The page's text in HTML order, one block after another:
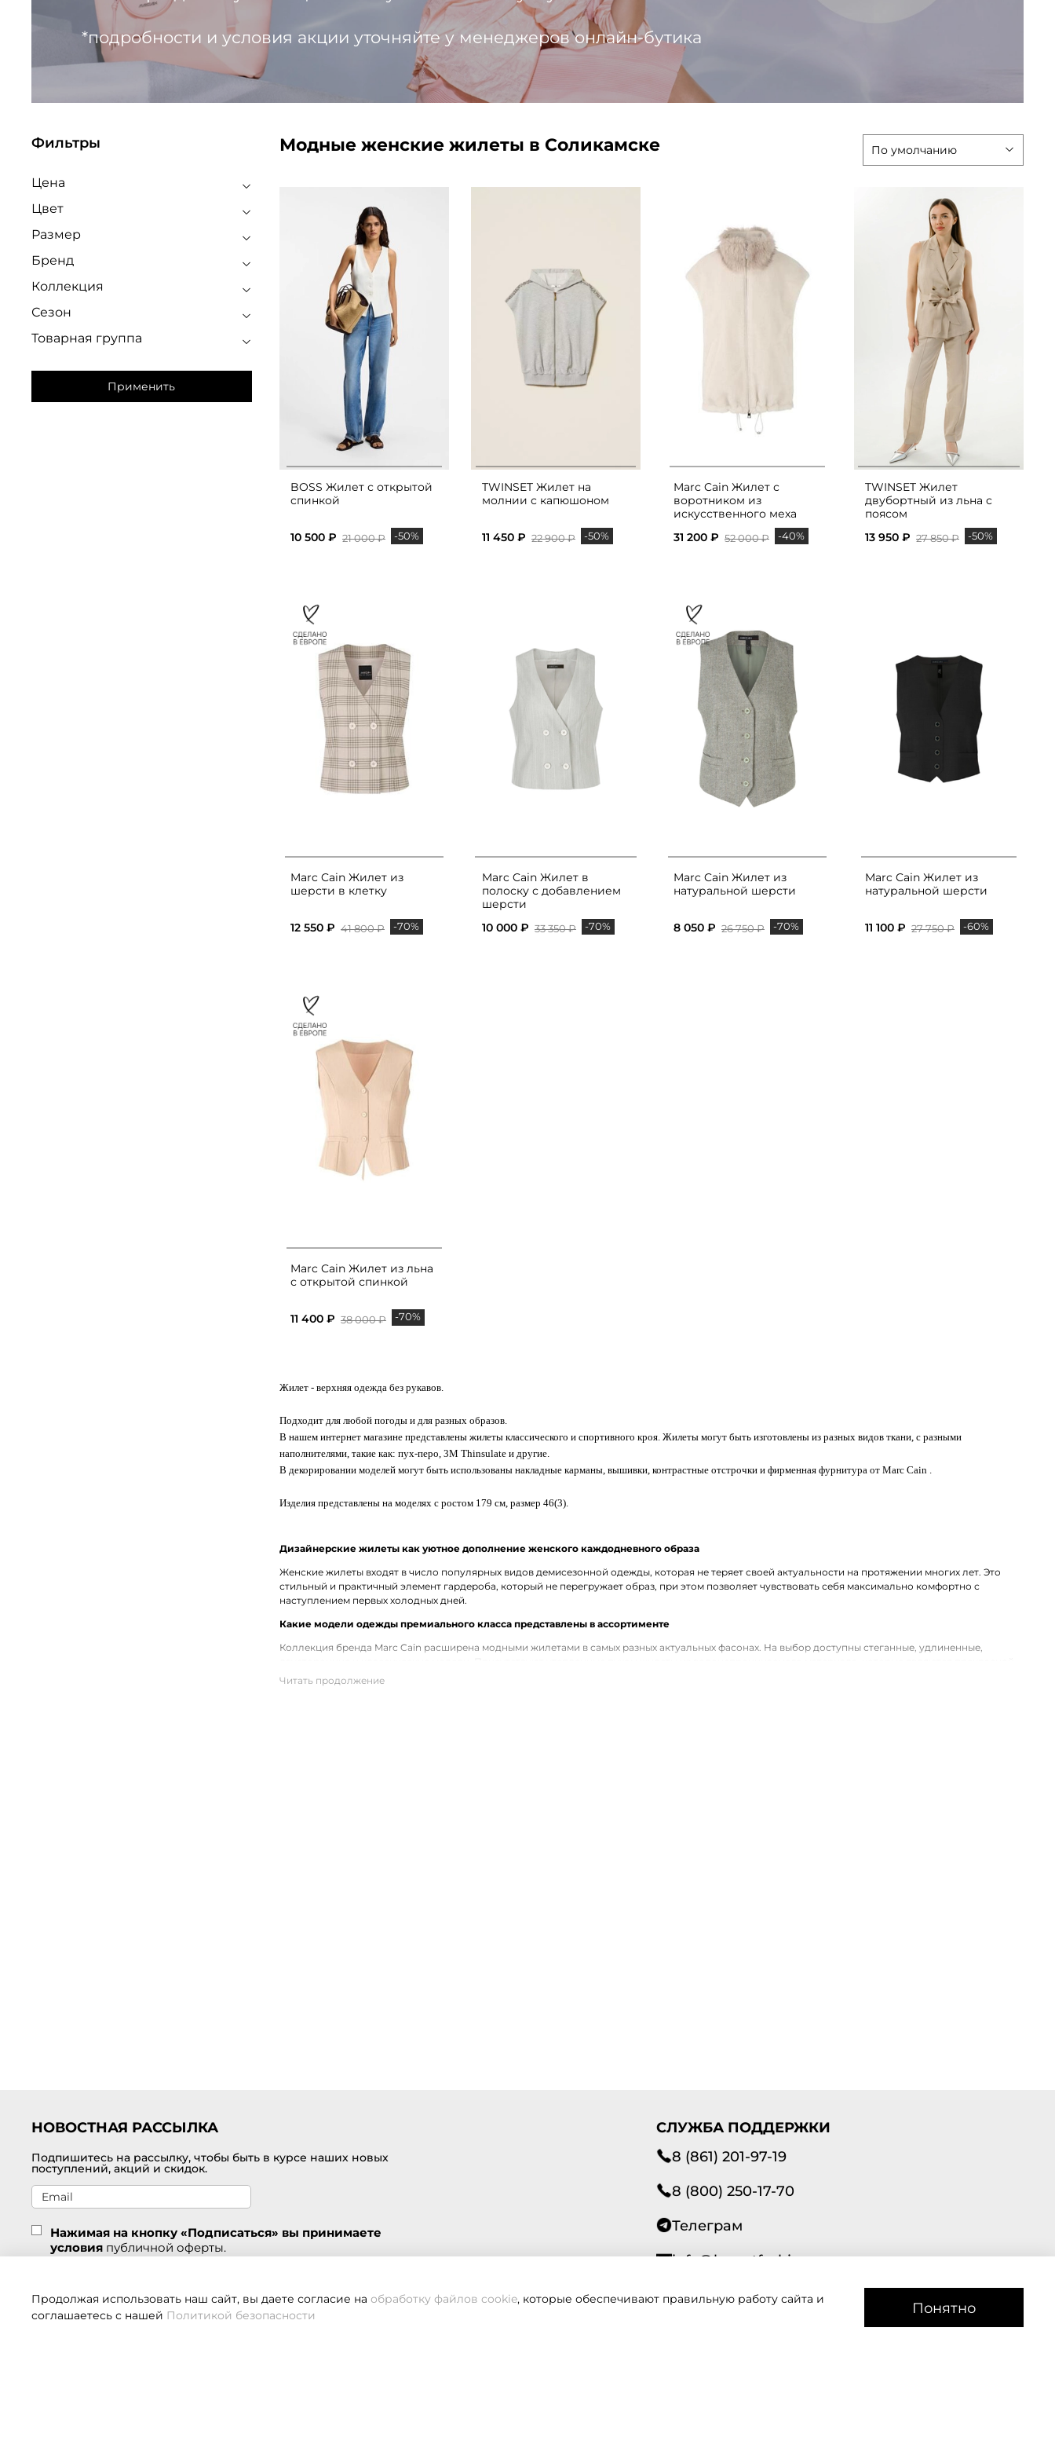
*подробности и условия акции уточняйте у менеджеров онлайн-бутика
Модные женские жилеты в Соликамске
BOSS Жилет с открытой
спинкой
10 500 ₽ 21 000 ₽ -50%
TWINSET Жилет на
молнии с капюшоном
11 450 ₽ 22 900 ₽ -50%
Marc Cain Жилет с
воротником из
искусственного меха
31 200 ₽ 52 000 ₽ -40%
TWINSET Жилет
двубортный из льна с
поясом
13 950 ₽ 27 850 ₽ -50%
Marc Cain Жилет из
шерсти в клетку
12 550 ₽ 41 800 ₽ -70%
Marc Cain Жилет в
полоску с добавлением
шерсти
10 000 ₽ 33 350 ₽ -70%
Marc Cain Жилет из
натуральной шерсти
8 050 ₽ 26 750 ₽ -70%
Marc Cain Жилет из
натуральной шерсти
11 100 ₽ 27 750 ₽ -60%
Marc Cain Жилет из льна
с открытой спинкой
11 400 ₽ 38 000 ₽ -70%
Жилет- верхняя одежда без рукавов.
Подходит для любой погоды и для разных образов.
В нашем интернет магазине представлены жилеты классического и спортивного кроя. Жилеты могут быть изготовлены из разных видов ткани, с разными
наполнителями, такие как: пух-перо, 3M Thinsulate и другие.
В декорировании моделей могут быть использованы накладные карманы, вышивки, контрастные отстрочки и фирменная фурнитура от Marc Cain .
Изделия представлены на моделях с ростом 179 см, размер 46(3).
Дизайнерские жилеты как уютное дополнение женского каждодневного образа
Женские жилеты входят в число популярных видов демисезонной одежды, которая не теряет своей актуальности на протяжении многих лет. Это
стильный и практичный элемент гардероба, который не перегружает образ, при этом позволяет чувствовать себя максимально комфортно с
наступлением первых холодных дней.
Какие модели одежды премиального класса представлены в ассортименте
Коллекция бренда Marc Cain расширена модными жилетами в самых разных актуальных фасонах. На выбор доступны стеганные, удлиненные,
альтернативой для привычной верхней одежды.
Фильтры
Цена
Цвет
Размер
Бренд
Коллекция
Сезон
Товарная группа
Применить
НОВОСТНАЯ РАССЫЛКА
Подпишитесь на рассылку, чтобы быть в курсе наших новых
поступлений, акций и скидок.
Нажимая на кнопку «Подписаться» вы принимаете
условия публичной оферты.
СЛУЖБА ПОДДЕРЖКИ
8 (861) 201-97-19
8 (800) 250-17-70
Телеграм
info@lavantfashion.ru
Всегда рады помочь!
Продолжая использовать наш сайт, вы даете согласие на обработку файлов cookie, которые обеспечивают правильную работу сайта и
соглашаетесь с нашей Политикой безопасности Понятно